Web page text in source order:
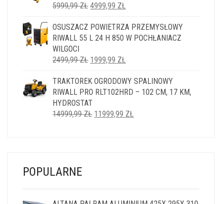
5999,99ZŁ PIERWOTNA
WYNOSIŁA:
5999,99 ZŁ.
4999,99 ZŁ
WYNOSI:
4999,99 ZŁ.
OSUSZACZ POWIETRZA PRZEMYSŁOWY
RIWALL 55 L 24 H 850 W POCHŁANIACZ
WILGOCI
2499,99ZŁ PIERWOTNA
WYNOSIŁA:
2499,99 ZŁ.
1999,99 ZŁ
WYNOSI:
1999,99 ZŁ.
TRAKTOREK OGRODOWY SPALINOWY
RIWALL PRO RLT102HRD – 102 CM, 17 KM,
HYDROSTAT
14999,99ZŁ PIERWOTNA
11999,99 ZŁ
POPULARNE